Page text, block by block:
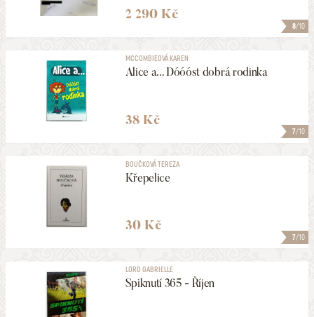
8/10
2 290 Kč
7/10
MCCOMBIEOVÁ KAREN
Alice a... Dóóóst dobrá rodinka
38 Kč
7/10
BOUČKOVÁ TEREZA
Křepelice
30 Kč
LORD GABRIELLE
Spiknutí 365 - Říjen